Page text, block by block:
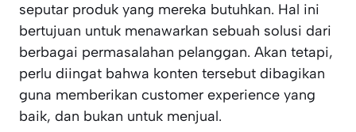
seputar produk yang mereka butuhkan. Hal ini
bertujuan untuk menawarkan sebuah solusi dari
berbagai permasalahan pelanggan. Akan tetapi,
perlu diingat bahwa konten tersebut dibagikan
guna memberikan customer experience yang
baik, dan bukan untuk menjual.